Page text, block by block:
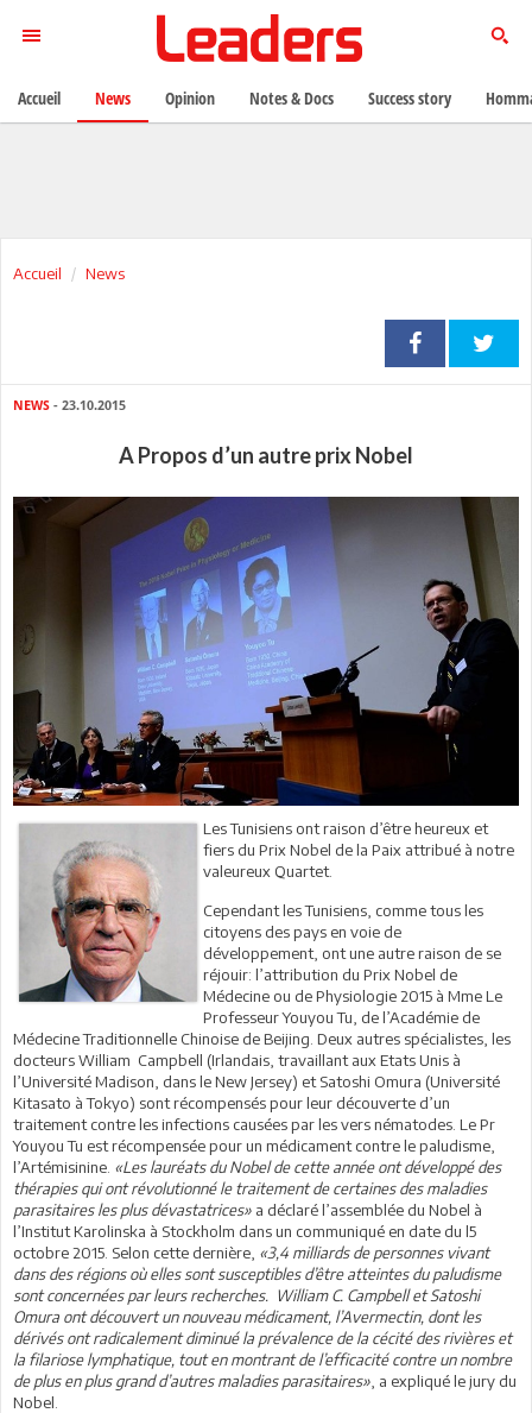
Accueil News
NEWS - 23.10.2015
A Propos d’un autre prix Nobel
Les Tunisiens ont raison d’être heureux et
fiers du Prix Nobel de la Paix attribué à notre
valeureux Quartet.
Cependant les Tunisiens, comme tous les
citoyens des pays en voie de
développement, ont une autre raison de se
réjouir: l’attribution du Prix Nobel de
Médecine ou de Physiologie 2015 à Mme Le
Professeur Youyou Tu, de l’Académie de
Médecine Traditionnelle Chinoise de Beijing. Deux autres spécialistes, les
docteurs William Campbell (Irlandais, travaillant aux Etats Unis à
l’Université Madison, dans le New Jersey) et Satoshi Omura (Université
Kitasato à Tokyo) sont récompensés pour leur découverte d’un
traitement contre les infections causées par les vers nématodes. Le Pr
Youyou Tu est récompensée pour un médicament contre le paludisme,
l’Artémisinine. «Les lauréats du Nobel de cette année ont développé des
thérapies qui ont révolutionné le traitement de certaines des maladies
parasitaires les plus dévastatrices» a déclaré l’assemblée du Nobel à
l’Institut Karolinska à Stockholm dans un communiqué en date du l5
octobre 2015. Selon cette dernière, «3,4 milliards de personnes vivant
dans des régions où elles sont susceptibles d’être atteintes du paludisme
sont concernées par leurs recherches. William C. Campbell et Satoshi
Omura ont découvert un nouveau médicament, l’Avermectin, dont les
dérivés ont radicalement diminué la prévalence de la cécité des rivières et
la filariose lymphatique, tout en montrant de l’efficacité contre un nombre
de plus en plus grand d’autres maladies parasitaires» , a expliqué le jury du
Nobel.
Accueil News Opinion Notes & Docs Success story